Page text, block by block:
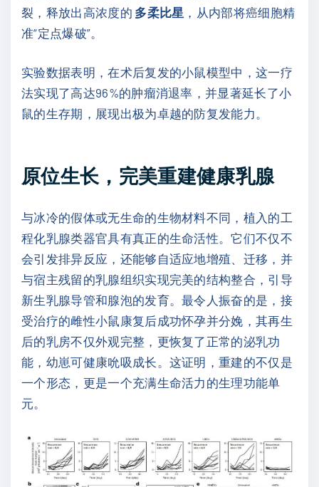
裂，释放出高浓度的 多柔比星 ，从内部将癌细胞精
准“定点爆破”。
实验数据表明，在术后复发的小鼠模型中，这一疗
法实现了高达96%的肿瘤消退率，并显著延长了小
鼠的生存期，展现出极为卓越的防复发能力。
原位生长，完美重建健康乳腺
与冰冷的假体或无生命的生物材料不同，植入的工
程化乳腺类器官具有真正的生命活性。它们不仅不
会引发排异反应，还能够自适应地增殖、迁移，并
与宿主残留的乳腺组织实现完美的结构整合，引导
新生乳腺导管和腺泡的发育。最令人振奋的是，接
受治疗的雌性小鼠康复后成功怀孕并分娩，其再生
后的乳房不仅外观完整，更恢复了正常的泌乳功
能，幼崽可健康吮吸成长。这证明，重建的不仅是
一个形态，更是一个充满生命活力的生理功能单
元。